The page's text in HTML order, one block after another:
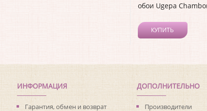
обои Ugepa
КУПИТЬ
ИНФОРМАЦИЯ
Гарантия, обмен и возврат
ДОПОЛНИТЕЛЬНО
Производители